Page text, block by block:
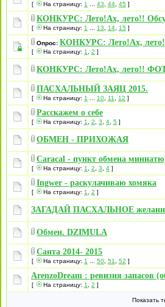
[ На страницу: 1 43 44 45 ]
КОНКУРС: Лето!Ах, лето!!
[ На страницу: 1 13 14 15 ]
Опрос: КОНКУРС: Лето!Ах, лето!!
[ На страницу: 1 2 ]
КОНКУРС: Лето!Ах, лето!!
ПАСХАЛЬНЫЙ ЗАЯЦ 2015.
[ На страницу: 1 10 11 12 ]
Расскажем о себе
[ На страницу: 1 2 3 4 5 ]
ОБМЕН - ПРИХОЖАЯ
Caracal - пункт обмена
[ На страницу: 1 2 3 4 ]
Ingwer - раскулачиваю хомяка
[ На страницу: 1 2 ]
ЗАГАДАЙ ПАСХАЛЬНОЕ
Обмен. DZIMULA
Санта 2014- 2015
[ На страницу: 1 50 51 52 ]
ArenzoDream : ревизия запасов
[ На страницу: 1 2 ]
Показать